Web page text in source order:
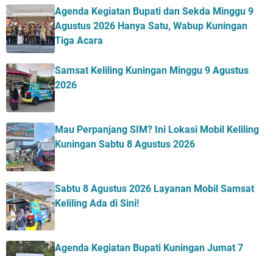
Agenda Kegiatan Bupati dan Sekda Minggu 9
Agustus 2026 Hanya Satu, Wabup Kuningan
Tiga Acara
Samsat Keliling Kuningan Minggu 9 Agustus
2026
Mau Perpanjang SIM? Ini Lokasi Mobil Keliling
Kuningan Sabtu 8 Agustus 2026
Sabtu 8 Agustus 2026 Layanan Mobil Samsat
Keliling Ada di Sini!
Agenda Kegiatan Bupati Kuningan Jumat 7